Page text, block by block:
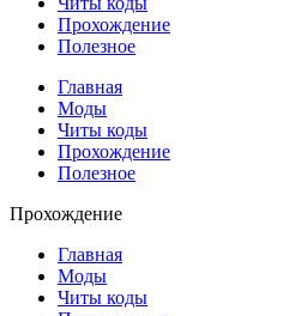
Прохождение
Полезное
Главная
Моды
Читы коды
Прохождение
Полезное
Прохождение
Главная
Моды
Читы коды